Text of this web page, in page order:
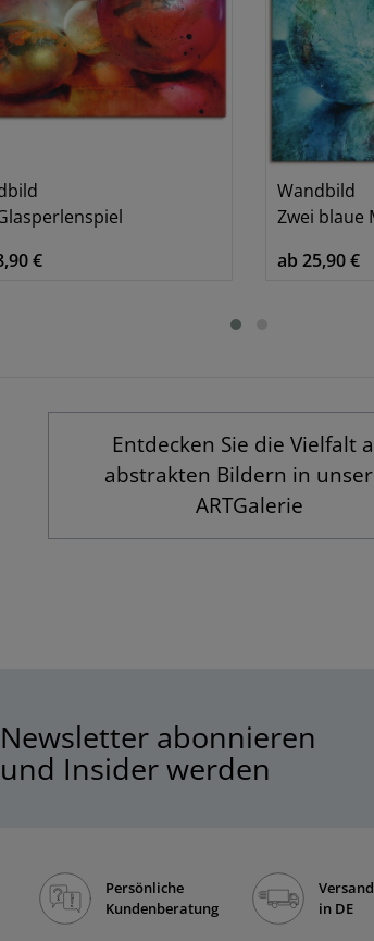
€
Wandbild
Zwei blaue
ab 25,90 €
Entdecken Sie die Vielfalt
abstrakten Bildern in
ARTGalerie
Newsletter abonnieren
und Insider werden
Persönliche
Kundenberatung
in DE